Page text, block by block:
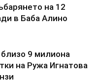
на 12
в Баба Алино
9 милиона
на Ружа Игнатова